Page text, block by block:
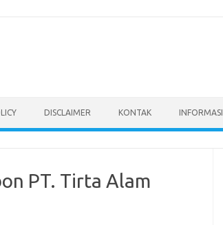
DISCLAIMER KONTAK INFORMASI
PT. Tirta Alаm